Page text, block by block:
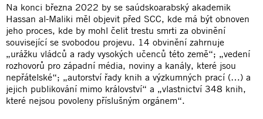
Na konci března 2022 by se saúdskoarabský akademik
Hassan al-Maliki měl objevit před SCC, kde má být obnoven
jeho proces, kde by mohl čelit trestu smrti za obvinění
související se svobodou projevu. 14 obvinění zahrnuje
„urážku vládců a rady vysokých učenců této země“; „vedení
rozhovorů pro západní média, noviny a kanály, které jsou
nepřátelské“; „autorství řady knih a výzkumných prací (…) a
jejich publikování mimo království“ a „vlastnictví 348 knih,
které nejsou povoleny příslušným orgánem“.